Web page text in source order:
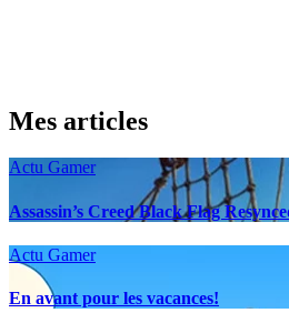
Mes articles
Actu Gamer
Assassin’s Creed Black Flag
Actu Gamer
En avant pour les vacances!